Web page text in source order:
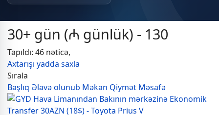
30+ gün (₼ günlük) - 130
Tapıldı: 46 nəticə,
Axtarışı yadda saxla
Sırala
Başlıq Əlavə olunub Məkan Qiymət Məsafə